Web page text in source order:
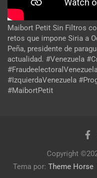
Maibort Petit Sin Filtros
retos que impone Siria a
Peña, presidente de
actualidad. #Venezuela
#IzquierdaVenezuela
#MaibortPetit
Copyright
Tema por: Theme Horse